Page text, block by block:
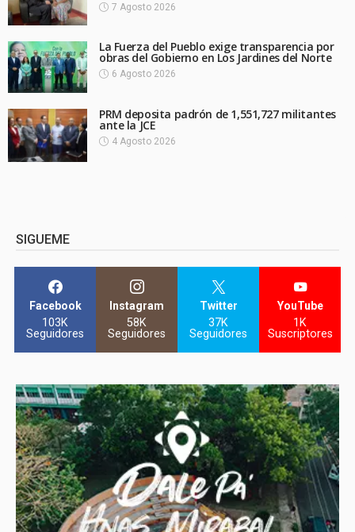
7 Agosto 2026
La Fuerza del Pueblo exige transparencia por
obras del Gobierno en Los Jardines del Norte
6 Agosto 2026
PRM deposita padrón de 1,551,727 militantes
ante la JCE
4 Agosto 2026
SIGUEME
Facebook
103K
Seguidores
Instagram
58K
Seguidores
Twitter
37K
Seguidores
YouTube
1K
Suscriptores